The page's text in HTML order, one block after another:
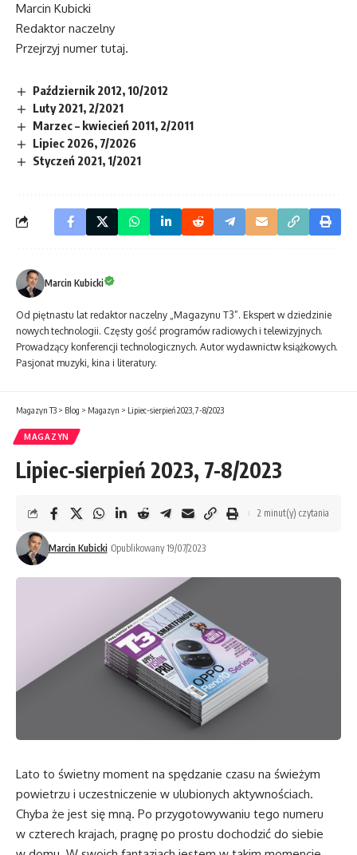
Marcin Kubicki
Redaktor naczelny
Przejrzyj numer tutaj.
Październik 2012, 10/2012
Luty 2021, 2/2021
Marzec – kwiecień 2011, 2/2011
Lipiec 2026, 7/2026
Styczeń 2021, 1/2021
Marcin Kubicki
Od piętnastu lat redaktor naczelny „Magazynu T3”. Ekspert w dziedzinie
nowych technologii. Częsty gość programów radiowych i telewizyjnych.
Prowadzący konferencji technologicznych. Autor wydawnictw książkowych.
Pasjonat muzyki, kina i literatury.
Magazyn T3 > Blog > Magazyn > Lipiec-sierpień 2023, 7-8/2023
MAGAZYN
Lipiec-sierpień 2023, 7-8/2023
Marcin Kubicki Opublikowany 19/07/2023
2 minut(y) czytania
Lato to świetny moment na spędzanie czasu na świeżym
powietrzu i uczestniczenie w ulubionych aktywnościach.
Chyba że jest się mną. Po przygotowywaniu tego numeru
w czterech krajach, pragnę po prostu dochodzić do siebie